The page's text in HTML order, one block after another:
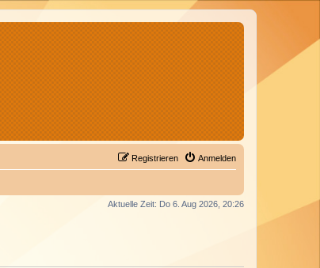
Anmelden
Registrieren
Aktuelle Zeit: Do 6. Aug 2026, 20:26